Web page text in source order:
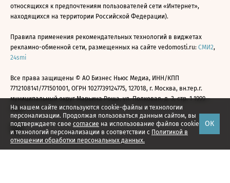
На нашем сайте используются cookie-файлы и технологии
персонализации. Продолжая пользоваться данным сайтом, вы
подтверждаете свое согласие на использование файлов cookie
и технологий персонализации в соответствии с Политикой в
отношении обработки персональных данных.
ОК
относящихся к предпочтениям пользователей сети «Интернет»,
находящихся на территории Российской Федерации).
Правила применения рекомендательных технологий в виджетах
рекламно-обменной сети, размещенных на сайте vedomosti.ru: СМИ2,
24smi
Все права защищены © АО Бизнес Ньюс Медиа, ИНН/КПП
7712108141/771501001, ОГРН 1027739124775, 127018, г. Москва, вн.тер.г.
муниципальный округ Марьина Роща, ул. Полковая, д. 3, стр. 1 1999—
2026